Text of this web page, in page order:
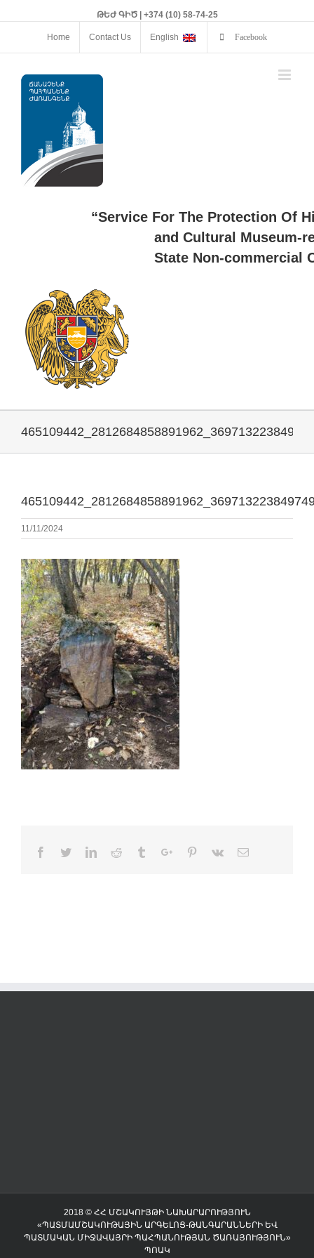
ԹԵԺ ԳԻԾ | +374 (10) 58-74-25
Home Contact Us English Facebook
“Service For The Protection Of
and Cultural Museum-
State Non-commercial
11/11/2024
Facebook
TwitterLinkedinReddit TumblrGoogle+Pinterest
Vk Email
2018 © ՀՀ ՄՇԱԿՈՒՅԹԻ ՆԱԽԱՐԱՐՈՒԹՅՈՒՆ
«ՊԱՏՄԱՄՇԱԿՈՒԹԱՅԻՆ ԱՐԳԵԼՈՑ-ԹԱՆԳԱՐԱՆՆԵՐԻ ԵՎ
ՊԱՏՄԱԿԱՆ ՄԻՋԱՎԱՅՐԻ ՊԱՀՊԱՆՈՒԹՅԱՆ ԾԱՌԱՅՈՒԹՅՈՒՆ»
ՊՈԱԿ